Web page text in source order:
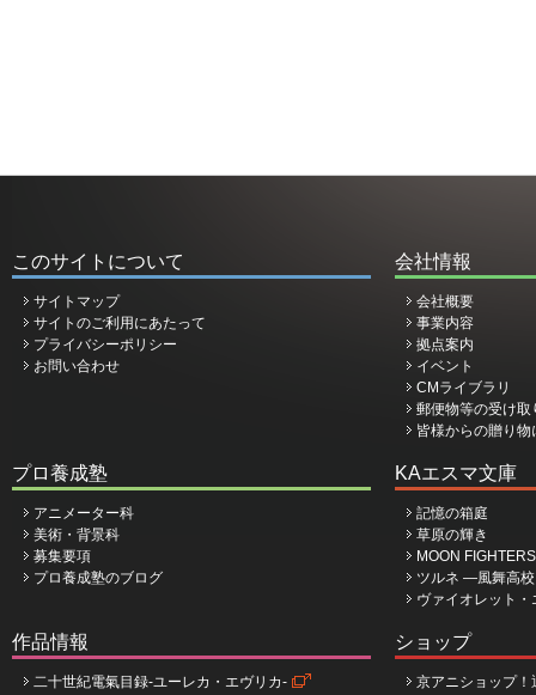
このサイトについて
サイトマップ
サイトのご利用にあたって
プライバシーポリシー
お問い合わせ
会社情報
会社概要
事業内容
拠点案内
イベント
CMライブラリ
郵便物等の受け取
皆様からの贈り
プロ養成塾
アニメーター科
美術・背景科
募集要項
プロ養成塾のブログ
KAエスマ文庫
記憶の箱庭
草原の輝き
MOON
ツルネ ―風舞高
ヴァイオレット
作品情報
二十世紀電氣目録-ユーレカ・エヴリカ-
ショップ
京アニショップ！